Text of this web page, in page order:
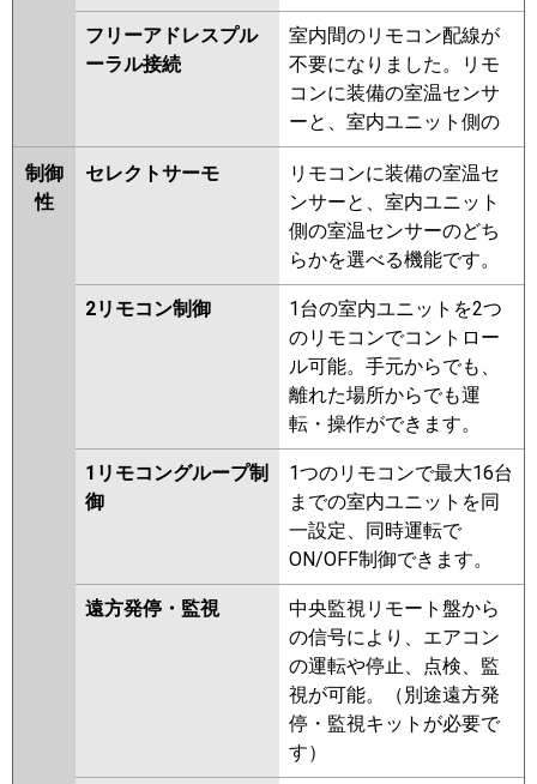
フリーアドレスプル
ーラル接続
室内間のリモコン配線が
不要になりました。リモ
コンに装備の室温センサ
ーと、室内ユニット側の
制御
性
セレクトサーモ
リモコンに装備の室温セ
ンサーと、室内ユニット
側の室温センサーのどち
らかを選べる機能です。
2リモコン制御
1台の室内ユニットを2つ
のリモコンでコントロー
ル可能。手元からでも、
離れた場所からでも運
転・操作ができます。
1リモコングループ制
御
1つのリモコンで最大16台
までの室内ユニットを同
一設定、同時運転で
ON/OFF制御できます。
遠方発停・監視
中央監視リモート盤から
の信号により、エアコン
の運転や停止、点検、監
視が可能。（別途遠方発
停・監視キットが必要で
す）